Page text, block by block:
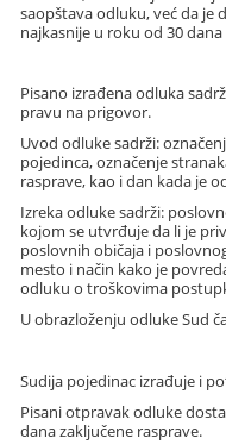
saopštava odluku, već da je
najkasnije u roku od 30
Pisano izrađena odluka
pravu na prigovor.
Uvod odluke sadrži:
pojedinca, označenje
rasprave, kao i dan kada je
Izreka odluke sadrži:
kojom se utvrđuje da li je
poslovnih običaja i
mesto i način kako je
odluku o troškovima
U obrazloženju odluke Sud
Sudija pojedinac izrađuje i
Pisani otpravak odluke
dana zaključene rasprave.